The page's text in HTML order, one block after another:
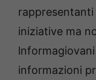
rappresentanti
iniziative ma
informazioni